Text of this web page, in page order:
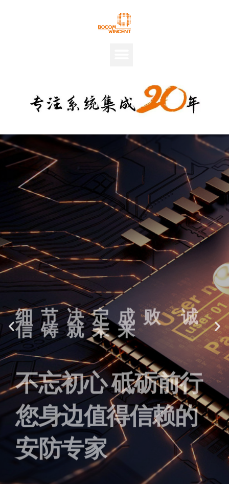
细节决定成败 诚
信铸就未来
不忘初心 砥砺前行
您身边值得信赖的
安防专家